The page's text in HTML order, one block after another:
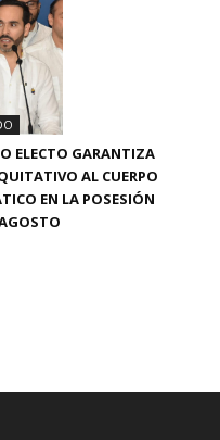
ELECTO GARANTIZA
AL CUERPO
EN LA POSESIÓN